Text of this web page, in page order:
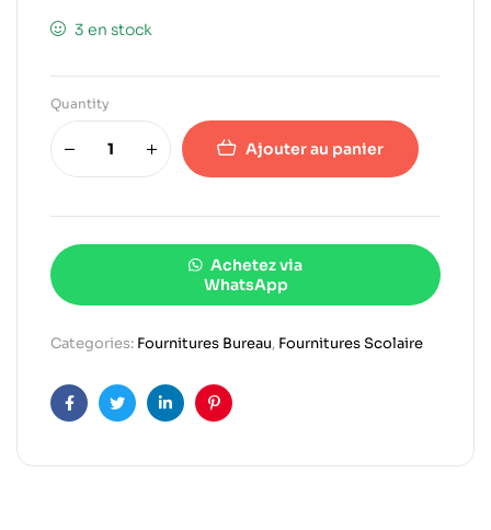
3 en stock
Quantity
Ajouter au panier
Achetez via
WhatsApp
Categories: Fournitures Bureau, Fournitures Scolaire
FacebookTwitterLinkedinPinterest